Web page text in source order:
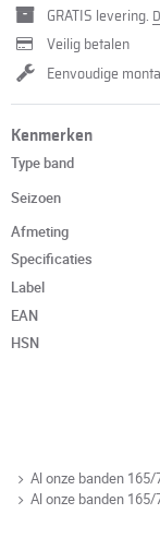
GRATIS levering.
Veilig betalen
Eenvoudige
Kenmerken
Type band
Seizoen
Afmeting
Specificaties
Label
EAN
HSN
Al onze banden 165/
Al onze banden 165/